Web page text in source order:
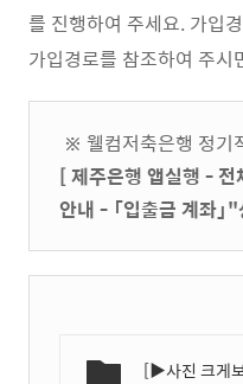
를 진행하여 주세요. 가입
가입경로를 참조하여 주시
※ 웰컴저축은행 정기
[ 제주은행 앱실행 -
안내 - 「입출금 계좌